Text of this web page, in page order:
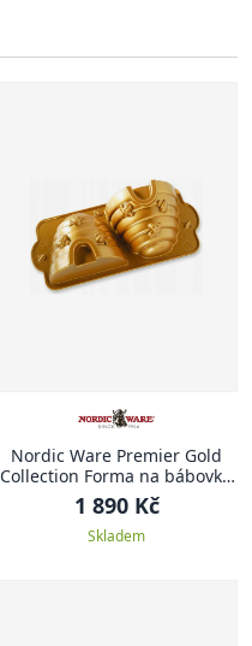
Nordic Ware Premier Gold
Collection Forma na bábovku
včelí úl 3D, zlatá, 2.3 l
1 890 Kč
Skladem